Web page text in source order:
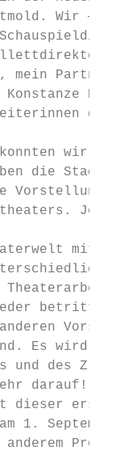
Wir —
mein Partner
wir
die Stadt
mit.
betritt
Es wird
und des Z
darauf!
dieser
1.